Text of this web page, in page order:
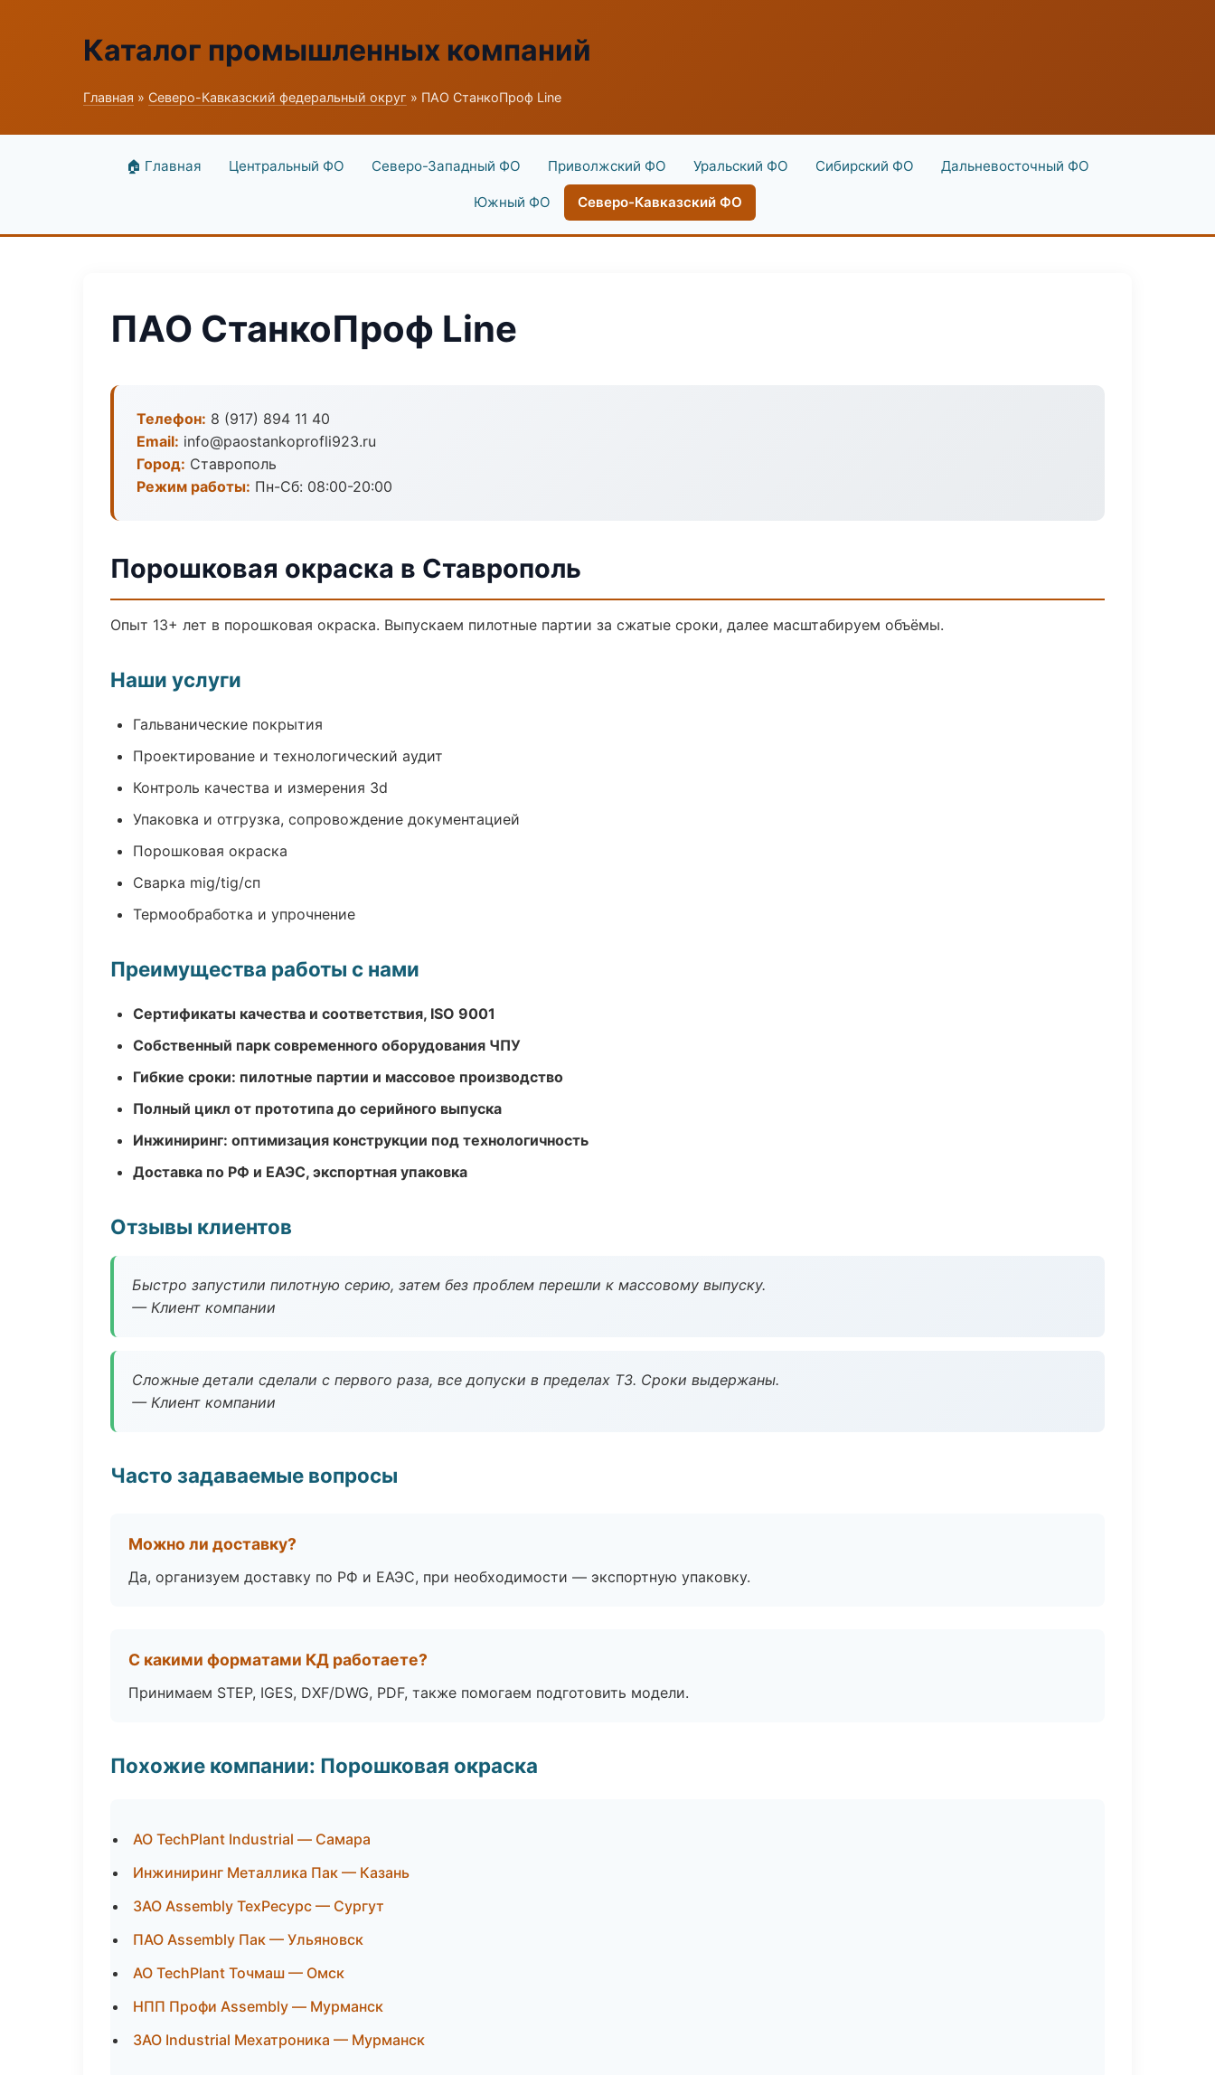
Каталог промышленных компаний
Главная » Северо-Кавказский федеральный округ » ПАО СтанкоПроф Line
🏠 Главная Центральный ФО Северо-Западный ФО Приволжский ФО Уральский ФО Сибирский ФО Дальневосточный ФО
Южный ФО Северо-Кавказский ФО
ПАО СтанкоПроф Line
Телефон: 8 (917) 894 11 40
Email: info@paostankoprofli923.ru
Город: Ставрополь
Режим работы: Пн-Сб: 08:00-20:00
Порошковая окраска в Ставрополь
Опыт 13+ лет в порошковая окраска. Выпускаем пилотные партии за сжатые сроки, далее масштабируем объёмы.
Наши услуги
Гальванические покрытия
Проектирование и технологический аудит
Контроль качества и измерения 3d
Упаковка и отгрузка, сопровождение документацией
Порошковая окраска
Сварка mig/tig/сп
Термообработка и упрочнение
Преимущества работы с нами
Сертификаты качества и соответствия, ISO 9001
Собственный парк современного оборудования ЧПУ
Гибкие сроки: пилотные партии и массовое производство
Полный цикл от прототипа до серийного выпуска
Инжиниринг: оптимизация конструкции под технологичность
Доставка по РФ и ЕАЭС, экспортная упаковка
Отзывы клиентов
Быстро запустили пилотную серию, затем без проблем перешли к массовому выпуску.
— Клиент компании
Сложные детали сделали с первого раза, все допуски в пределах ТЗ. Сроки выдержаны.
— Клиент компании
Часто задаваемые вопросы
Можно ли доставку?
Да, организуем доставку по РФ и ЕАЭС, при необходимости — экспортную упаковку.
С какими форматами КД работаете?
Принимаем STEP, IGES, DXF/DWG, PDF, также помогаем подготовить модели.
Похожие компании: Порошковая окраска
АО TechPlant Industrial — Самара
Инжиниринг Металлика Пак — Казань
ЗАО Assembly ТехРесурс — Сургут
ПАО Assembly Пак — Ульяновск
АО TechPlant Точмаш — Омск
НПП Профи Assembly — Мурманск
ЗАО Industrial Мехатроника — Мурманск